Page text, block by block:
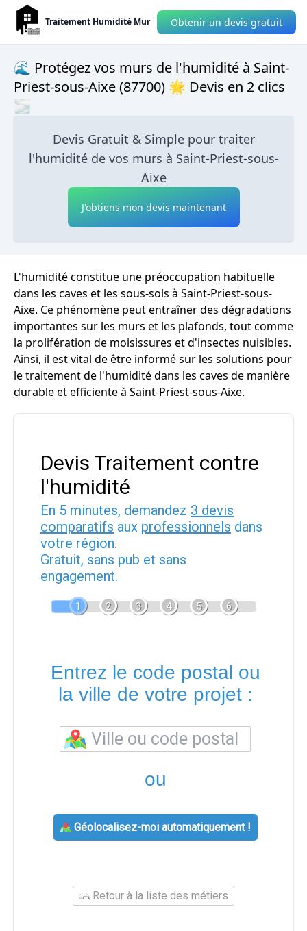
Traitement Humidité Mur Obtenir un devis gratuit
🌊 Protégez vos murs de l'humidité à Saint-
Priest-sous-Aixe (87700) 🌟 Devis en 2 clics
🌫
Devis Gratuit & Simple pour traiter
l'humidité de vos murs à Saint-Priest-sous-
Aixe
J'obtiens mon devis maintenant
L'humidité constitue une préoccupation habituelle
dans les caves et les sous-sols à Saint-Priest-sous-
Aixe. Ce phénomène peut entraîner des dégradations
importantes sur les murs et les plafonds, tout comme
la prolifération de moisissures et d'insectes nuisibles.
Ainsi, il est vital de être informé sur les solutions pour
le traitement de l'humidité dans les caves de manière
durable et efficiente à Saint-Priest-sous-Aixe.
Devis Traitement contre
l'humidité
En 5 minutes, demandez 3 devis
comparatifs aux professionnels dans
votre région.
Gratuit, sans pub et sans
engagement.
1 2 3 4 5 6
Entrez le code postal ou
la ville de votre projet :
ou
Géolocalisez-moi automatiquement !
Retour à la liste des métiers